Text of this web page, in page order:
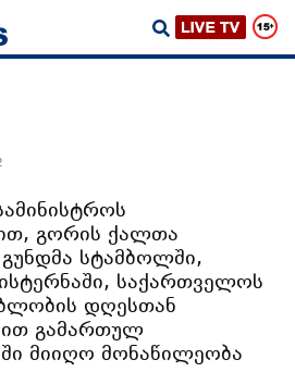
გორის ქალთა
სტამბოლში,
საქართველოს
დღესთან
გამართულ
მიიღო მონაწილეობა